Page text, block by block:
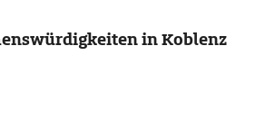
in Koblenz